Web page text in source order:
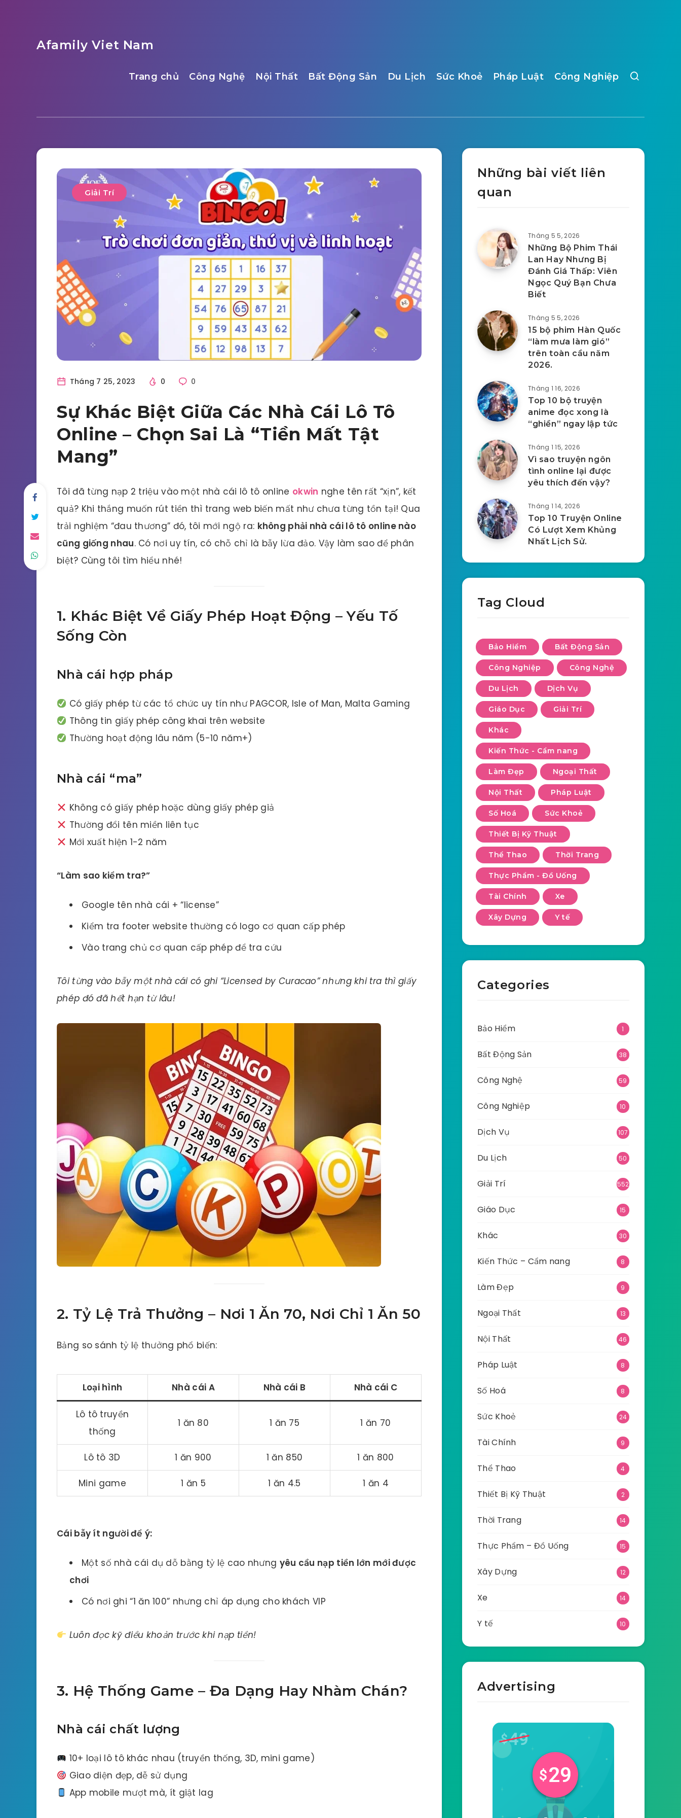
Afamily Viet Nam
Trang chủ Công Nghệ Nội Thất Bất Động Sản Du Lịch Sức Khoẻ Pháp Luật Công Nghiệp
Giải Trí
Tháng 7 25, 2023 0 0
Sự Khác Biệt Giữa Các Nhà Cái Lô Tô
Online – Chọn Sai Là “Tiền Mất Tật
Mang”
Tôi đã từng nạp 2 triệu vào một nhà cái lô tô online okwin nghe tên rất “xịn”, kết
quả? Khi thắng muốn rút tiền thì trang web biến mất như chưa từng tồn tại! Qua
trải nghiệm “đau thương” đó, tôi mới ngộ ra: không phải nhà cái lô tô online nào
cũng giống nhau. Có nơi uy tín, có chỗ chỉ là bẫy lừa đảo. Vậy làm sao để phân
biệt? Cùng tôi tìm hiểu nhé!
1. Khác Biệt Về Giấy Phép Hoạt Động – Yếu Tố
Sống Còn
Nhà cái hợp pháp
Có giấy phép từ các tổ chức uy tín như PAGCOR, Isle of Man, Malta Gaming
Thông tin giấy phép công khai trên website
Thường hoạt động lâu năm (5-10 năm+)
Nhà cái “ma”
Không có giấy phép hoặc dùng giấy phép giả
Thường đổi tên miền liên tục
Mới xuất hiện 1-2 năm
“Làm sao kiểm tra?”
Google tên nhà cái + “license”
Kiểm tra footer website thường có logo cơ quan cấp phép
Vào trang chủ cơ quan cấp phép để tra cứu
Tôi từng vào bẫy một nhà cái có ghi “Licensed by Curacao” nhưng khi tra thì giấy
phép đó đã hết hạn từ lâu!
2. Tỷ Lệ Trả Thưởng – Nơi 1 Ăn 70, Nơi Chỉ 1 Ăn 50
Bảng so sánh tỷ lệ thưởng phổ biến:
Loại hình Nhà cái A Nhà cái B Nhà cái C
Lô tô truyền
thống
1 ăn 80 1 ăn 75 1 ăn 70
Lô tô 3D 1 ăn 900 1 ăn 850 1 ăn 800
Mini game 1 ăn 5 1 ăn 4.5 1 ăn 4
Cái bẫy ít người để ý:
Một số nhà cái dụ dỗ bằng tỷ lệ cao nhưng yêu cầu nạp tiền lớn mới được
chơi
Có nơi ghi “1 ăn 100” nhưng chỉ áp dụng cho khách VIP
Luôn đọc kỹ điều khoản trước khi nạp tiền!
3. Hệ Thống Game – Đa Dạng Hay Nhàm Chán?
Nhà cái chất lượng
10+ loại lô tô khác nhau (truyền thống, 3D, mini game)
Giao diện đẹp, dễ sử dụng
App mobile mượt mà, ít giật lag
Những bài viết liên
quan
Tháng 5 5, 2026
Những Bộ Phim Thái
Lan Hay Nhưng Bị
Đánh Giá Thấp: Viên
Ngọc Quý Bạn Chưa
Biết
Tháng 5 5, 2026
15 bộ phim Hàn Quốc
“làm mưa làm gió”
trên toàn cầu năm
2026.
Tháng 1 16, 2026
Top 10 bộ truyện
anime đọc xong là
“ghiền” ngay lập tức
Tháng 1 15, 2026
Vì sao truyện ngôn
tình online lại được
yêu thích đến vậy?
Tháng 1 14, 2026
Top 10 Truyện Online
Có Lượt Xem Khủng
Nhất Lịch Sử.
Tag Cloud
Bảo Hiểm Bất Động Sản
Công Nghiệp Công Nghệ
Du Lịch Dịch Vụ
Giáo Dục Giải Trí
Khác
Kiến Thức - Cẩm nang
Làm Đẹp Ngoại Thất
Nội Thất Pháp Luật
Số Hoá Sức Khoẻ
Thiết Bị Kỹ Thuật
Thể Thao Thời Trang
Thực Phẩm - Đồ Uống
Tài Chính Xe
Xây Dựng Y tế
Categories
Bảo Hiểm 1
Bất Động Sản 38
Công Nghệ 59
Công Nghiệp 10
Dịch Vụ 107
Du Lịch 50
Giải Trí 552
Giáo Dục 15
Khác 30
Kiến Thức – Cẩm nang 8
Làm Đẹp 9
Ngoại Thất 13
Nội Thất 46
Pháp Luật 8
Số Hoá 8
Sức Khoẻ 24
Tài Chính 9
Thể Thao 4
Thiết Bị Kỹ Thuật 2
Thời Trang 14
Thực Phẩm – Đồ Uống 15
Xây Dựng 12
Xe 14
Y tế 10
Advertising